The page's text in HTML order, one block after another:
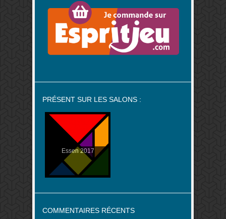
PRÉSENT SUR LES SALONS :
Essen 2017
COMMENTAIRES RÉCENTS